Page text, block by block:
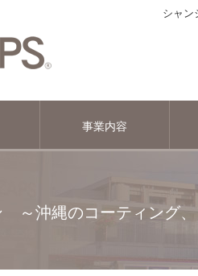
シャン
事業内容
～沖縄のコーティング